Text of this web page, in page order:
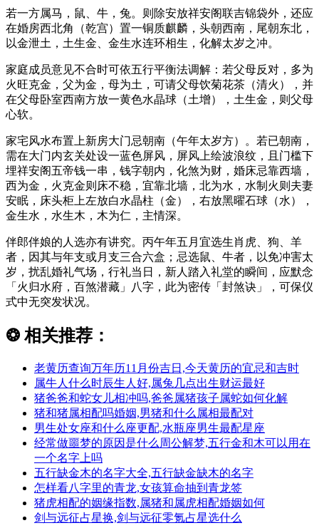
若一方属马，鼠、牛，兔。则除安放祥安阁联吉锦袋外，还应
在婚房西北角（乾宫）置一铜质麒麟，头朝西南，尾朝东北，
以金泄土，土生金、金生水连环相生，化解太岁之冲。
家庭成员意见不合时可依五行平衡法调解：若父母反对，多为
火旺克金，父为金，母为土，可请父母饮菊花茶（清火），并
在父母卧室西南方放一黄色水晶球（土增），土生金，则父母
心软。
家宅风水布置上新房大门忌朝南（午年太岁方）。若已朝南，
需在大门内玄关处设一蓝色屏风，屏风上绘波浪纹，且门槛下
埋祥安阁五帝钱一串，钱字朝内，化煞为财，婚床忌靠西墙，
西为金，火克金则床不稳，宜靠北墙，北为水，水制火则夫妻
安眠，床头柜上左放白水晶柱（金），右放黑曜石球（水），
金生水，水生木，木为仁，主情深。
伴郎伴娘的人选亦有讲究。丙午年五月宜选生肖虎、狗、羊
者，因其与年支或月支三合六盒；忌选鼠、牛者，以免冲害太
岁，扰乱婚礼气场，行礼当日，新人踏入礼堂的瞬间，应默念
「火归水府，百煞潜藏」八字，此为密传「封煞诀」，可保仪
式中无突发状况。
❂ 相关推荐：
老黄历查询万年历11月份吉日,今天黄历的宜忌和吉时
属牛人什么时辰生人好,属兔几点出生财运最好
猪爸爸和蛇女儿相冲吗,爸爸属猪孩子属蛇如何化解
猪和猪属相配吗婚姻,男猪和什么属相最配对
男生处女座和什么座更配,水瓶座男生最配星座
经常做噩梦的原因是什么周公解梦,五行金和木可以用在
一个名字上吗
五行缺金木的名字大全,五行缺金缺木的名字
怎样看八字里的青龙,女孩算命抽到青龙签
猪虎相配的姻缘指数,属猪和属虎相配婚姻如何
剑与远征占星换,剑与远征零氪占星选什么